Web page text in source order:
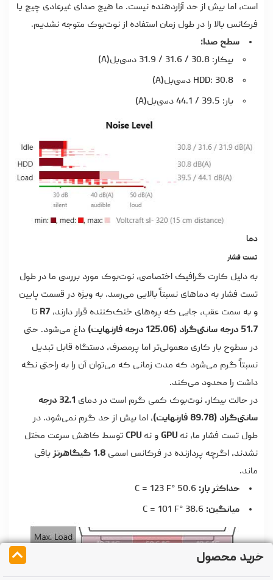
خرید محصول
است، اما بیش از حد آزاردهنده نیست. ما هیچ صدای غیرعادی چیچ یا
فرکانس بالا را در طول زمان استفاده از نوت‌بوک متوجه نشدیم.
سطح صدا:
بیکار: 30.8 / 31.6 / 31.9 دسی‌بل(A)
HDD: 30.8 دسی‌بل(A)
بار: 39.5 / 44.1 دسی‌بل(A)
دما
تست فشار
به دلیل کارت گرافیک اختصاصی، نوت‌بوک مورد بررسی ما در طول
تست فشار به دماهای نسبتاً بالایی می‌رسد. به ویژه در قسمت پایین
و به سمت عقب، جایی که پره‌های خنک‌کننده قرار دارند، R7 تا
51.7 درجه سانتی‌گراد (125.06 درجه فارنهایت)
داغ می‌شود. حتی
در سطوح بار کاری معمولی‌تر اما پرمصرف، دستگاه قابل تبدیل
نسبتاً گرم می‌شود که مدت زمانی که می‌توان آن را به راحتی نگه
داشت را محدود می‌کند.
در حالت بیکار، نوت‌بوک کمی گرم است در دمای
32.1 درجه
سانتی‌گراد (89.78 فارنهایت)
، اما بیش از حد گرم نمی‌شود. در
طول تست فشار ما، نه GPU و نه CPU توسط کاهش سرعت مختل
نشدند، اگرچه پردازنده در فرکانس اسمی 1.8 گیگاهرتز
باقی
ماند.
حداکثر بار:
میانگین: